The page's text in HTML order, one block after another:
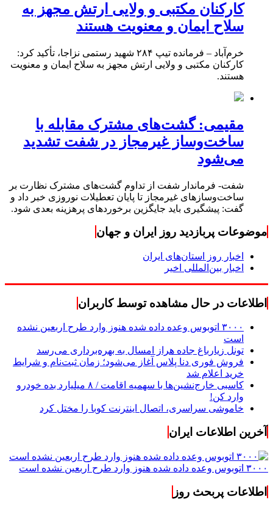
کارکنان مکتبی و ولایی ارتش مجهز به
سلاح ایمان و معنویت هستند
خرم‌آباد – فرمانده تیپ ۲۸۴ شهید رستمی نزاجا، تأکید کرد:
کارکنان مکتبی و ولایی ارتش مجهز به سلاح ایمان و معنویت
هستند.
مقیمی: گشت‌های مشترک مقابله با
ساخت‌وساز غیرمجاز در شفت تشدید
می‌شود
شفت- فرماندار شفت از تداوم گشت‌های مشترک نظارت بر
ساخت‌وسازهای غیرمجاز تا پایان تعطیلات نوروزی خبر داد و
گفت: پیشگیری باید جایگزین برخوردهای پرهزینه بعدی شود.
موضوعات پربازدید روز ایران و جهان
اخبار روز استان‌های ایران
اخبار بین‌المللی اخیر
اطلاعات در حال مشاهده توسط کاربران
۳۰۰۰ اتوبوس وعده داده شده هنوز وارد طرح اربعین نشده
است
تونل زیارباغ جاده هراز امسال به بهره‌برداری می‌رسد
فروش فوری دنا پلاس آغاز می‌شود؛ زمان ثبت‌نام و شرایط
خرید اعلام شد
کاسبی خارج‌نشین‌ها با سهمیه اقامت / ۸ میلیارد بده خودرو
وارد کن!
خاموشی سراسری، اتصال اینترنت کوبا را مختل کرد
آخرین اطلاعات ایران
۳۰۰۰ اتوبوس وعده داده شده هنوز وارد طرح اربعین نشده است
اطلاعات پربحث روز